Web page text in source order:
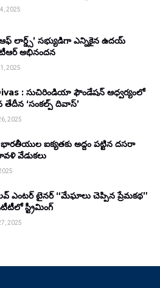
2025
లార్డ్స్’ సభ్యుడిగా ఎన్నికైన ఉదయ్
అభినందన
2025
: సుచిరిండియా ఫౌండేషన్ ఆధ్వర్యంలో
తేదీన ‘సంకల్ప్ దివాస్’
2025
ఐక్యతకు అద్దం పట్టిన దసరా
వేడుకలు
ఎంటర్ టైనర్ “మేఘాలు చెప్పిన ప్రేమకథ”
స్ట్రీమింగ్
2025